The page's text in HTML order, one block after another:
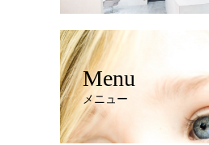
Menu
メニュー